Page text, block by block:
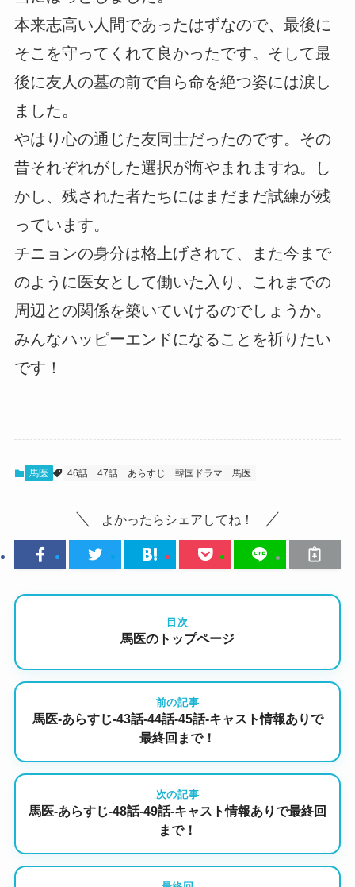
本来志高い人間であったはずなので、最後に
そこを守ってくれて良かったです。そして最
後に友人の墓の前で自ら命を絶つ姿には涙し
ました。
やはり心の通じた友同士だったのです。その
昔それぞれがした選択が悔やまれますね。し
かし、残された者たちにはまだまだ試練が残
っています。
チニョンの身分は格上げされて、また今まで
のように医女として働いた入り、これまでの
周辺との関係を築いていけるのでしょうか。
みんなハッピーエンドになることを祈りたい
です！
馬医 46話 47話 あらすじ 韓国ドラマ 馬医
よかったらシェアしてね！
目次
馬医のトップページ
前の記事
馬医-あらすじ-43話-44話-45話-キャスト情報ありで
最終回まで！
次の記事
馬医-あらすじ-48話-49話-キャスト情報ありで最終回
まで！